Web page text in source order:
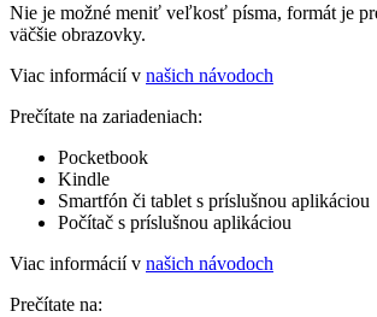
Nie je možné meniť veľkosť písma, formát je
väčšie obrazovky.
Viac informácií v našich návodoch
Prečítate na zariadeniach:
Pocketbook
Kindle
Smartfón či tablet s príslušnou aplikáciou
Počítač s príslušnou aplikáciou
Viac informácií v našich návodoch
Prečítate na: